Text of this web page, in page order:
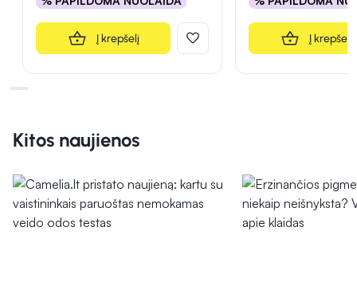
Į krepšelį Į krepšelį
Kitos naujienos